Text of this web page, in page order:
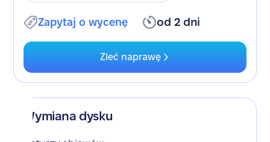
Zapytaj o wycenę od 2 dni
Zleć naprawę
Wymiana dysku